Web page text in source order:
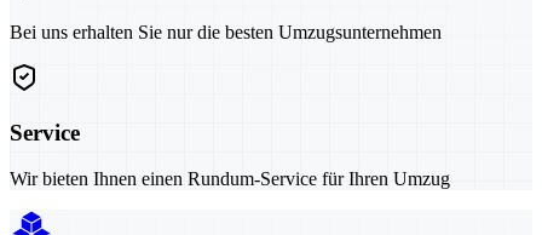
Bei uns erhalten Sie nur die besten Umzugsunternehmen
Service
Wir bieten Ihnen einen Rundum-Service für Ihren Umzug